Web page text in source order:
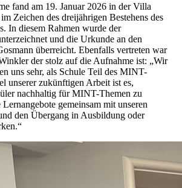
fand am 19. Januar 2026 in der Villa
Zeichen des dreijährigen Bestehens des
In diesem Rahmen wurde der
und die Urkunde an den
überreicht. Ebenfalls vertreten war
der stolz auf die Aufnahme ist: „Wir
uns sehr, als Schule Teil des MINT-
unserer zukünftigen Arbeit ist es,
nachhaltig für MINT-Themen zu
gemeinsam mit unseren
den Übergang in Ausbildung oder